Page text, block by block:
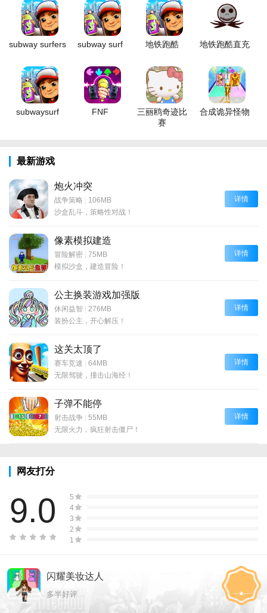
subway surfers subway surf 地铁跑酷 地铁跑酷直充
subwaysurf FNF
三丽鸥奇迹比
赛
合成诡异怪物
最新游戏
炮火冲突
战争策略 | 106MB
沙盒乱斗，策略性对战！
详情
像素模拟建造
冒险解密 | 75MB
模拟沙盒，建造冒险！
详情
公主换装游戏加强版
休闲益智 | 276MB
装扮公主，开心解压！
详情
这关太顶了
赛车竞速 | 64MB
无限驾驶，撞击山海经！
详情
子弹不能停
射击战争 | 55MB
无限火力，疯狂射击僵尸！
详情
网友打分
9.0
5
4
3
2
1
闪耀美妆达人
多半好评